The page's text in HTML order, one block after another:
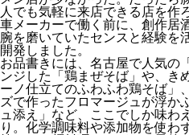
人でも気軽に来店できる店を作
車メーカーで働く前に、創作居
腕を磨いていたセンスと経験を
開発しました。
お品書きには、名古屋で人気の
ンジした「鶏まぜそば」や、き
ーノ仕立てのふわふわ鶏そば」
ズで作ったフロマージュが浮か
ュ添え」など、ここでしか味わ
り。化学調味料や添加物を使わ